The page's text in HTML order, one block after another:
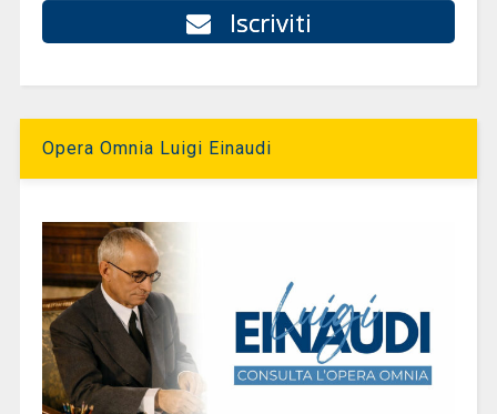
Iscriviti
Opera Omnia Luigi Einaudi